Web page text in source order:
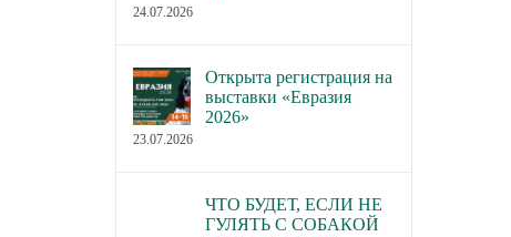
24.07.2026
Открыта регистрация на
выставки «Евразия
2026»
23.07.2026
ЧТО БУДЕТ, ЕСЛИ НЕ
ГУЛЯТЬ С СОБАКОЙ